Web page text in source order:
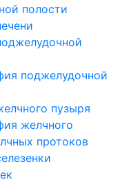
полости
поджелудочной
пузыря
желчного
протоков